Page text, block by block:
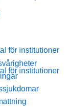
för institutioner
för institutioner